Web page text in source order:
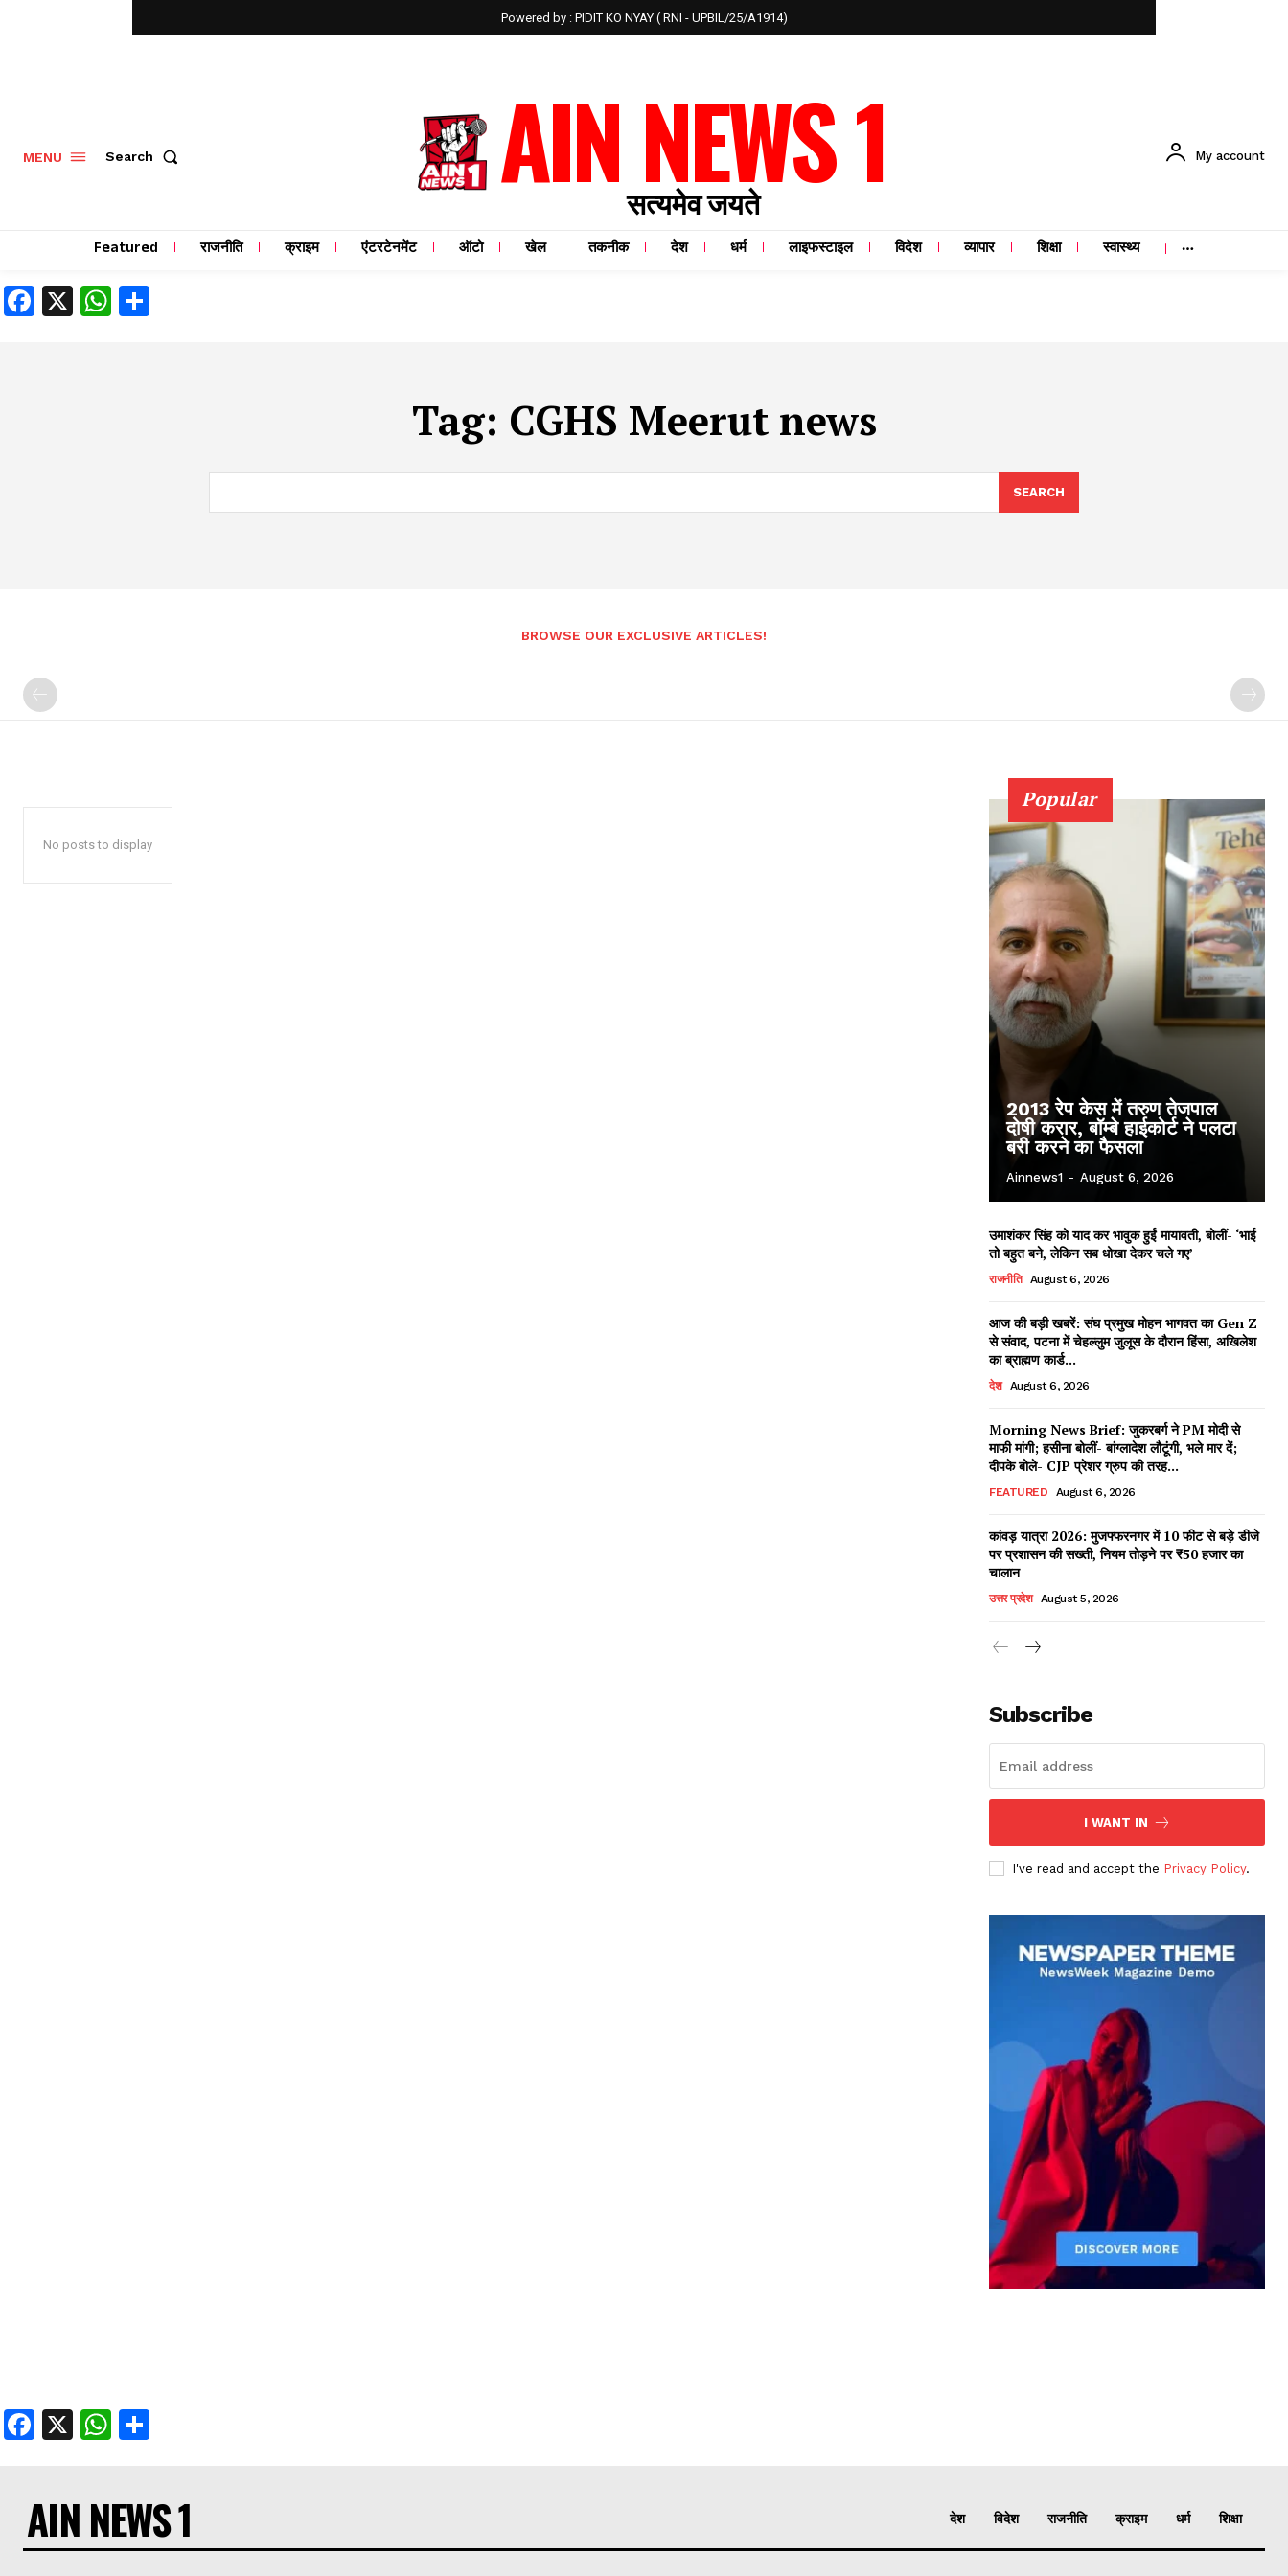
Powered by : PIDIT KO NYAY ( RNI - UPBIL/25/A1914)
MENU Search AIN NEWS 1
सत्यमेव जयते
My account
Featured राजनीति क्राइम एंटरटेनमेंट ऑटो खेल तकनीक देश धर्म लाइफस्टाइल विदेश व्यापार शिक्षा स्वास्थ्य
Facebook
X WhatsApp
Tag: CGHS Meerut news
SEARCH
BROWSE OUR EXCLUSIVE ARTICLES!
No posts to display
Popular
2013 रेप केस में तरुण तेजपाल
दोषी करार, बॉम्बे हाईकोर्ट ने पलटा
बरी करने का फैसला
Ainnews1 - August 6, 2026
उमाशंकर सिंह को याद कर भावुक हुईं मायावती, बोलीं- ‘भाई
तो बहुत बने, लेकिन सब धोखा देकर चले गए’
राजनीति August 6, 2026
आज की बड़ी खबरें: संघ प्रमुख मोहन भागवत का Gen Z
से संवाद, पटना में चेहल्लुम जुलूस के दौरान हिंसा, अखिलेश
का ब्राह्मण कार्ड...
देश August 6, 2026
Morning News Brief: जुकरबर्ग ने PM मोदी से
माफी मांगी; हसीना बोलीं- बांग्लादेश लौटूंगी, भले मार दें;
दीपके बोले- CJP प्रेशर ग्रुप की तरह...
FEATURED August 6, 2026
कांवड़ यात्रा 2026: मुजफ्फरनगर में 10 फीट से बड़े डीजे
पर प्रशासन की सख्ती, नियम तोड़ने पर ₹50 हजार का
चालान
उत्तर प्रदेश August 5, 2026
Subscribe
I WANT IN
I've read and accept the Privacy Policy.
Facebook
X WhatsApp
AIN NEWS 1 देश विदेश राजनीति क्राइम धर्म शिक्षा